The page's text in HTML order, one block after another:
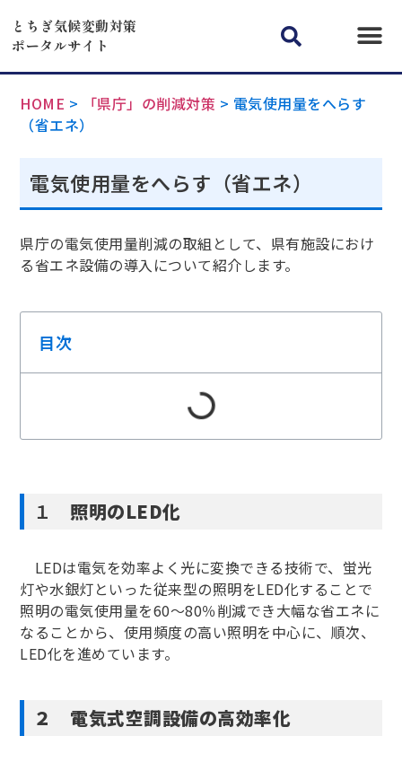
とちぎ気候変動対策
ポータルサイト
HOME > 「県庁」の削減対策 > 電気使用量をへらす
（省エネ）
電気使用量をへらす（省エネ）
県庁の電気使用量削減の取組として、県有施設におけ
る省エネ設備の導入について紹介します。
目次
１ 照明のLED化
LEDは電気を効率よく光に変換できる技術で、蛍光
灯や水銀灯といった従来型の照明をLED化することで
照明の電気使用量を60～80％削減でき大幅な省エネに
なることから、使用頻度の高い照明を中心に、順次、
LED化を進めています。
２ 電気式空調設備の高効率化